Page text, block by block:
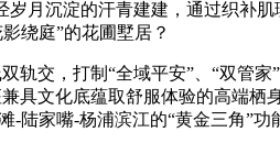
沉淀的汗青建建，通过织补
绕庭”的花圃墅居？
交，打制“全域平安”、“双管家
文化底蕴取舒服体验的高端栖
陆家嘴-杨浦滨江的“黄金三角”